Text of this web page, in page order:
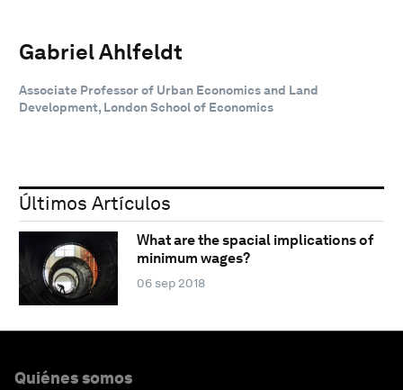
Gabriel Ahlfeldt
Associate Professor of Urban Economics and Land
Development, London School of Economics
Últimos Artículos
What are the spacial implications of
minimum wages?
06 sep 2018
Quiénes somos